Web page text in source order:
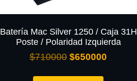
Batería Mac Silver 1250 / Caja 31H
Poste / Polaridad Izquierda
$710000 $650000